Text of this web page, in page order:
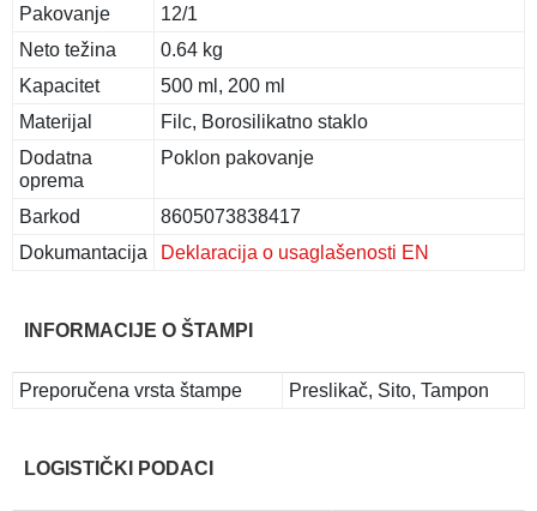
Pakovanje
12/1
Neto težina
0.64 kg
Kapacitet
500 ml, 200 ml
Materijal
Filc, Borosilikatno staklo
Dodatna
oprema
Poklon pakovanje
Barkod
8605073838417
Dokumantacija
Deklaracija o usaglašenosti EN
INFORMACIJE O ŠTAMPI
Preporučena vrsta štampe Preslikač, Sito, Tampon
LOGISTIČKI PODACI